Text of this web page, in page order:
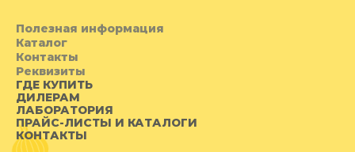
Полезная информация
Каталог
Контакты
Реквизиты
ГДЕ КУПИТЬ
ДИЛЕРАМ
ЛАБОРАТОРИЯ
ПРАЙС-ЛИСТЫ И КАТАЛОГИ
КОНТАКТЫ